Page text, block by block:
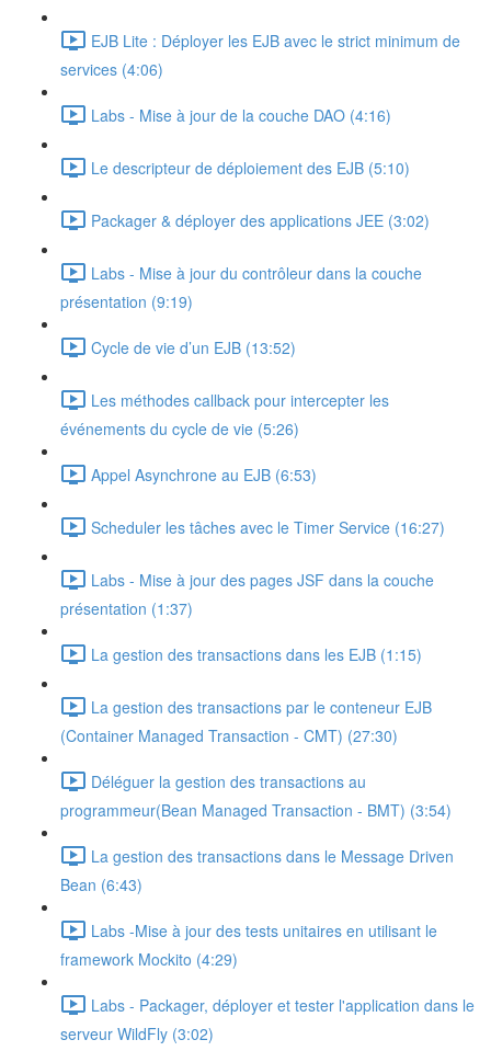
EJB Lite : Déployer les EJB avec le strict minimum de
services (4:06)
Labs - Mise à jour de la couche DAO (4:16)
Le descripteur de déploiement des EJB (5:10)
Packager & déployer des applications JEE (3:02)
Labs - Mise à jour du contrôleur dans la couche
présentation (9:19)
Cycle de vie d’un EJB (13:52)
Les méthodes callback pour intercepter les
événements du cycle de vie (5:26)
Appel Asynchrone au EJB (6:53)
Scheduler les tâches avec le Timer Service (16:27)
Labs - Mise à jour des pages JSF dans la couche
présentation (1:37)
La gestion des transactions dans les EJB (1:15)
La gestion des transactions par le conteneur EJB
(Container Managed Transaction - CMT) (27:30)
Déléguer la gestion des transactions au
programmeur(Bean Managed Transaction - BMT) (3:54)
La gestion des transactions dans le Message Driven
Bean (6:43)
Labs -Mise à jour des tests unitaires en utilisant le
framework Mockito (4:29)
Labs - Packager, déployer et tester l'application dans le
serveur WildFly (3:02)